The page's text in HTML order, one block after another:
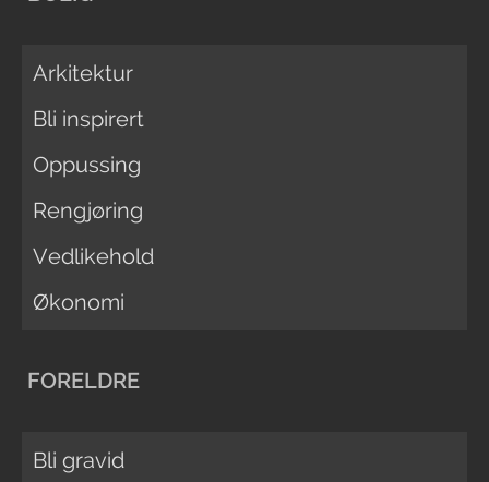
Arkitektur
Bli inspirert
Oppussing
Rengjøring
Vedlikehold
Økonomi
FORELDRE
Bli gravid